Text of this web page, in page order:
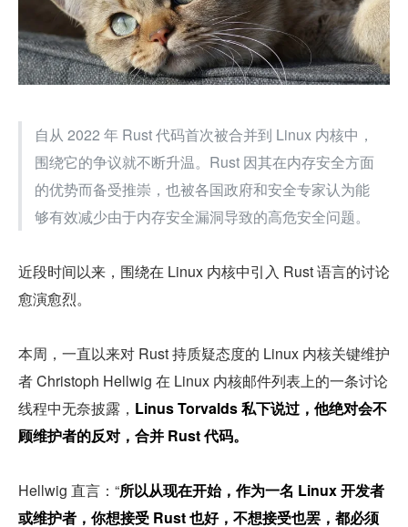
自从 2022 年 Rust 代码首次被合并到 Linux 内核中，
围绕它的争议就不断升温。Rust 因其在内存安全方面
的优势而备受推崇，也被各国政府和安全专家认为能
够有效减少由于内存安全漏洞导致的高危安全问题。
近段时间以来，围绕在 Linux 内核中引入 Rust 语言的讨论
愈演愈烈。
本周，一直以来对 Rust 持质疑态度的 Linux 内核关键维护
者 Christoph Hellwig 在 Linux 内核邮件列表上的一条讨论
线程中无奈披露， Linus Torvalds 私下说过，他绝对会不
顾维护者的反对，合并 Rust 代码。
Hellwig 直言：“所以从现在开始，作为一名 Linux 开发者
或维护者，你想接受 Rust 也好，不想接受也罢，都必须